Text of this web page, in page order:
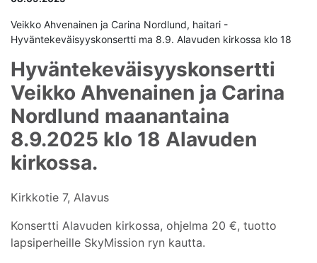
Veikko Ahvenainen ja Carina Nordlund, haitari -
Hyväntekeväisyyskonsertti ma 8.9. Alavuden kirkossa klo 18
Hyväntekeväisyyskonsertti
Veikko Ahvenainen ja Carina
Nordlund maanantaina
8.9.2025 klo 18 Alavuden
kirkossa.
Kirkkotie 7, Alavus
Konsertti Alavuden kirkossa, ohjelma 20 €, tuotto
lapsiperheille SkyMission ryn kautta.